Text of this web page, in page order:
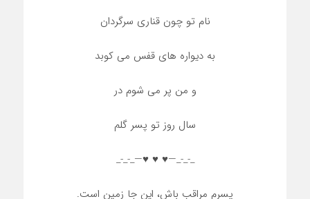
نام تو چون قناری سرگردان
به دیواره های قفس می کوبد
و من پر می شوم در
سال روز تو پسر گلم
_-_-_—♥️ ♥️ ♥️—_-_-_
پسرم مراقب باش، این جا زمین است.